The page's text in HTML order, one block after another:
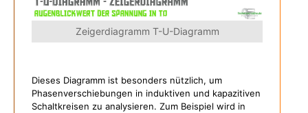
Zeigerdiagramm T-U-Diagramm
Dieses Diagramm ist besonders nützlich, um
Phasenverschiebungen in induktiven und kapazitiven
Schaltkreisen zu analysieren. Zum Beispiel wird in